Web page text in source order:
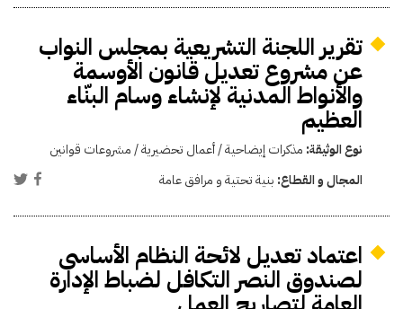
تقرير اللجنة التشريعية بمجلس النواب
عن مشروع تعديل قانون الأوسمة
والأنواط المدنية لإنشاء وسام البنّاء
العظيم
نوع الوثيقة: مذكرات إيضاحية / أعمال تحضيرية / مشروعات قوانين
المجال و القطاع: بنية تحتية و مرافق عامة
اعتماد تعديل لائحة النظام الأساسى
لصندوق النصر التكافل لضباط الإدارة